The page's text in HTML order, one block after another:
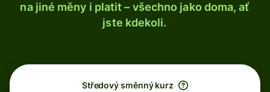
na jiné měny i platit – všechno jako doma, ať
jste kdekoli.
Středový směnný kurz